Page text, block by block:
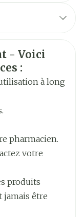
de signes
- Voici
:
à long
pharmacien.
votre
produits
jamais être